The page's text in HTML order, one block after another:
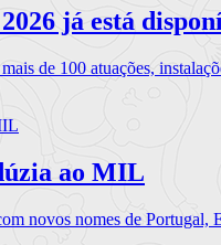
já está
de 100 atuações,
ao MIL
novos nomes de Portugal,